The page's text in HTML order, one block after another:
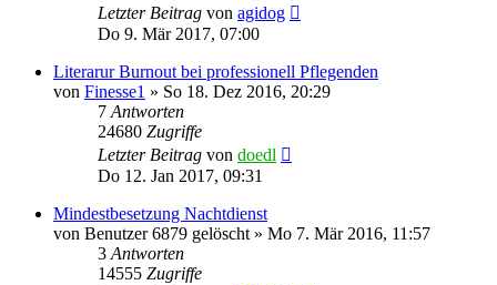
Letzter Beitrag von agidog
Do 9. Mär 2017, 07:00
Literarur Burnout bei professionell Pflegenden
von Finesse1 » So 18. Dez 2016, 20:29
7 Antworten
24680 Zugriffe
Letzter Beitrag von doedl
Do 12. Jan 2017, 09:31
Mindestbesetzung Nachtdienst
von Benutzer 6879 gelöscht » Mo 7. Mär 2016, 11:57
3 Antworten
14555 Zugriffe